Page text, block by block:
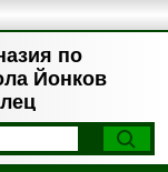
по
Йонков